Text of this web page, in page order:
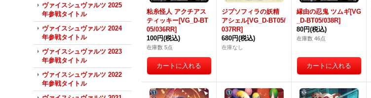
ヴァイスシュヴァルツ 2025
年参戦タイトル
ヴァイスシュヴァルツ 2024
年参戦タイトル
ヴァイスシュヴァルツ 2023
年参戦タイトル
ヴァイスシュヴァルツ 2022
年参戦タイトル
粘糸怪人 アクチアス
ティッキー[VG_D-BT
05/036RR]
100円(税込)
在庫数 5点
ジプソフィラの妖精
アシェル[VG_D-BT05/
037RR]
680円(税込)
在庫なし
縁由の忍鬼 ツムギ[VG
_D-BT05/038R]
80円(税込)
在庫数 46点